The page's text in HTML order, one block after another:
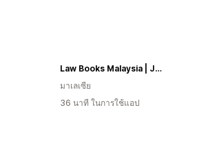
Law Books Malaysia | Joshua Legal Art Gallery
มาเลเซีย
36 นาที ในการใช้แอป